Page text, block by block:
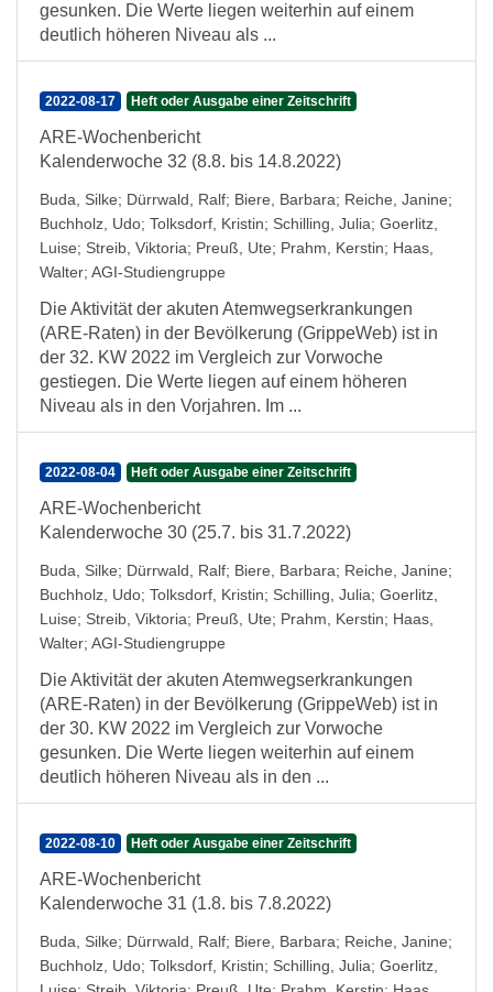
gesunken. Die Werte liegen weiterhin auf einem
deutlich höheren Niveau als ...
2022-08-17 Heft oder Ausgabe einer Zeitschrift
ARE-Wochenbericht
Kalenderwoche 32 (8.8. bis 14.8.2022)
Buda, Silke; Dürrwald, Ralf; Biere, Barbara; Reiche, Janine;
Buchholz, Udo; Tolksdorf, Kristin; Schilling, Julia; Goerlitz,
Luise; Streib, Viktoria; Preuß, Ute; Prahm, Kerstin; Haas,
Walter; AGI-Studiengruppe
Die Aktivität der akuten Atemwegserkrankungen
(ARE-Raten) in der Bevölkerung (GrippeWeb) ist in
der 32. KW 2022 im Vergleich zur Vorwoche
gestiegen. Die Werte liegen auf einem höheren
Niveau als in den Vorjahren. Im ...
2022-08-04 Heft oder Ausgabe einer Zeitschrift
ARE-Wochenbericht
Kalenderwoche 30 (25.7. bis 31.7.2022)
Buda, Silke; Dürrwald, Ralf; Biere, Barbara; Reiche, Janine;
Buchholz, Udo; Tolksdorf, Kristin; Schilling, Julia; Goerlitz,
Luise; Streib, Viktoria; Preuß, Ute; Prahm, Kerstin; Haas,
Walter; AGI-Studiengruppe
Die Aktivität der akuten Atemwegserkrankungen
(ARE-Raten) in der Bevölkerung (GrippeWeb) ist in
der 30. KW 2022 im Vergleich zur Vorwoche
gesunken. Die Werte liegen weiterhin auf einem
deutlich höheren Niveau als in den ...
2022-08-10 Heft oder Ausgabe einer Zeitschrift
ARE-Wochenbericht
Kalenderwoche 31 (1.8. bis 7.8.2022)
Buda, Silke; Dürrwald, Ralf; Biere, Barbara; Reiche, Janine;
Buchholz, Udo; Tolksdorf, Kristin; Schilling, Julia; Goerlitz,